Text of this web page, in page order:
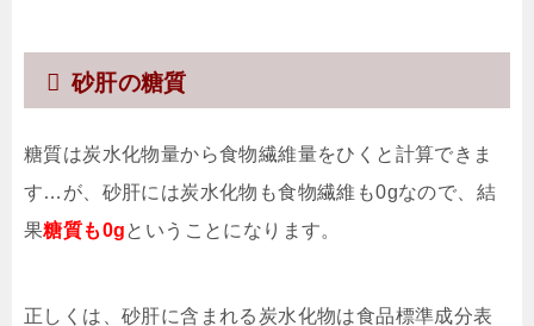
砂肝の糖質
糖質は炭水化物量から食物繊維量をひくと計算できま
す…が、砂肝には炭水化物も食物繊維も0gなので、結
果糖質も0gということになります。
正しくは、砂肝に含まれる炭水化物は食品標準成分表